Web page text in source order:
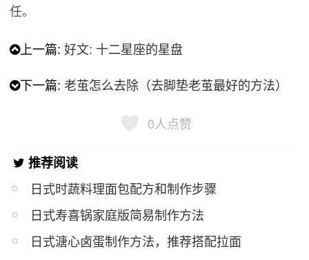
任。
上一篇:好文: 十二星座的星盘
下一篇:老茧怎么去除（去脚垫老茧最好的方法）
0人点赞
推荐阅读
日式时蔬料理面包配方和制作步骤
日式寿喜锅家庭版简易制作方法
日式溏心卤蛋制作方法，推荐搭配拉面